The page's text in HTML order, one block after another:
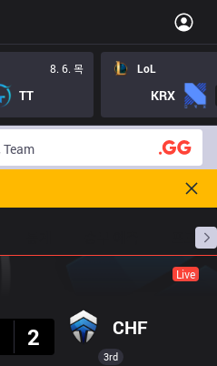
8. 6. 목
TT
LoL
KRX
프로빌
Live
2 CHF
3rd